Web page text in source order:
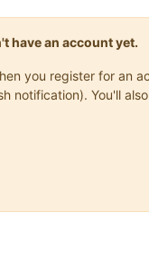
have an account yet.
you register for an
notification). You'll